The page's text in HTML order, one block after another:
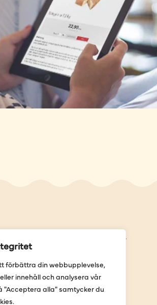
förbättra din webbupplevelse,
innehåll och analysera vår
"Acceptera alla" samtycker du
Genvägar
Våra butiker
Sortiment
Provningar